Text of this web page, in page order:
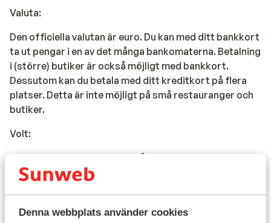
Denna webbplats använder cookies
Valuta:
Den officiella valutan är euro. Du kan med ditt bankkort
ta ut pengar i en av det många bankomaterna. Betalning
i (större) butiker är också möjligt med bankkort.
Dessutom kan du betala med ditt kreditkort på flera
platser. Detta är inte möjligt på små restauranger och
butiker.
Volt:
Du behöver inte en adapter då det är 220 volt i uttagen.
Resedokument:
- Svenskt ID eller pass.